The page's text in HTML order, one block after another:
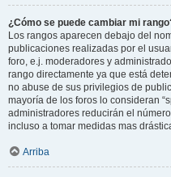
¿Cómo se puede cambiar mi
Los rangos aparecen debajo del
publicaciones realizadas por el
foro, e.j. moderadores y
rango directamente ya que está
no abuse de sus privilegios de
mayoría de los foros lo consideran
administradores reducirán el
incluso a tomar medidas mas
Arriba